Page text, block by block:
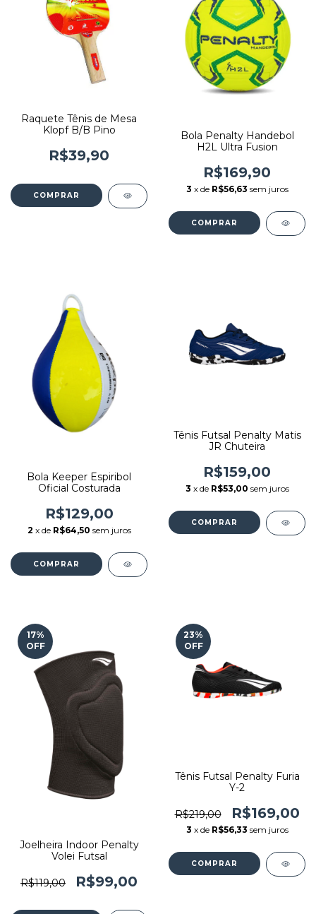
Raquete Tênis de Mesa
Klopf B/B Pino
R$39,90
Bola Penalty Handebol
H2L Ultra Fusion
R$169,90
3 x de R$56,63 sem juros
Bola Keeper Espiribol
Oficial Costurada
R$129,00
2 x de R$64,50 sem juros
COMPRAR
Tênis Futsal Penalty Matis
JR Chuteira
R$159,00
3 x de R$53,00 sem juros
COMPRAR
17%
OFF
Joelheira Indoor Penalty
Volei Futsal
R$119,00 R$99,00
23%
OFF
Tênis Futsal Penalty Furia
Y-2
R$219,00 R$169,00
3 x de R$56,33 sem juros
COMPRAR